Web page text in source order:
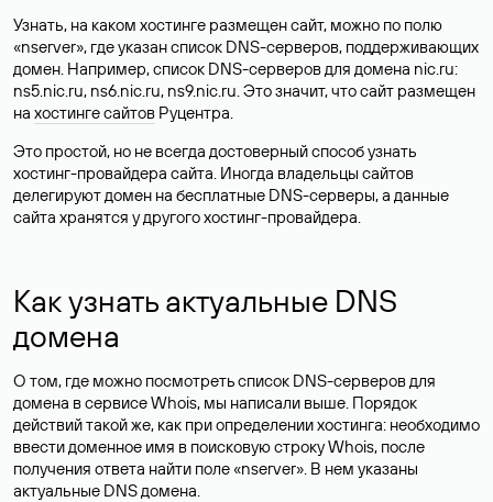
Узнать, на каком хостинге размещен сайт, можно по полю
«nserver», где указан список DNS-серверов, поддерживающих
домен. Например, список DNS-серверов для домена nic.ru:
ns5.nic.ru, ns6.nic.ru, ns9.nic.ru. Это значит, что сайт размещен
на хостинге сайтов Руцентра.
Это простой, но не всегда достоверный способ узнать
хостинг-провайдера сайта. Иногда владельцы сайтов
делегируют домен на бесплатные DNS-серверы, а данные
сайта хранятся у другого хостинг-провайдера.
Как узнать актуальные DNS
домена
О том, где можно посмотреть список DNS-серверов для
домена в сервисе Whois, мы написали выше. Порядок
действий такой же, как при определении хостинга: необходимо
ввести доменное имя в поисковую строку Whois, после
получения ответа найти поле «nserver». В нем указаны
актуальные DNS домена.